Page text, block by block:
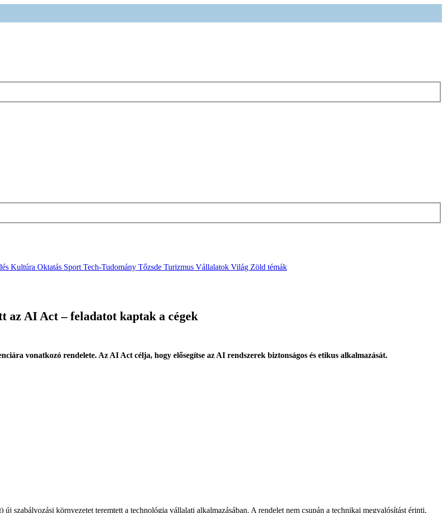
Kultúra Oktatás Sport Tech-Tudomány Tőzsde Turizmus Vállalatok Világ Zöld témák
az AI Act – feladatot kaptak a cégek
vonatkozó rendelete. Az AI Act célja, hogy elősegítse az AI rendszerek biztonságos és etikus alkalmazását.
szabályozási környezetet teremtett a technológia vállalati alkalmazásában. A rendelet nem csupán a technikai megvalósítást érinti,